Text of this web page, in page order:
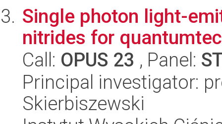
Single photon light-
nitrides for
Call: OPUS 23 , Panel:
Principal investigator:
Skierbiszewski